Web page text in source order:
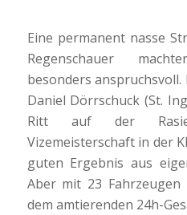
Eine permanent nasse
Regenschauer
besonders
Daniel Dörrschuck (St.
Ritt auf der
Vizemeisterschaft in der
guten Ergebnis aus
Aber mit 23
dem amtierenden 24h-